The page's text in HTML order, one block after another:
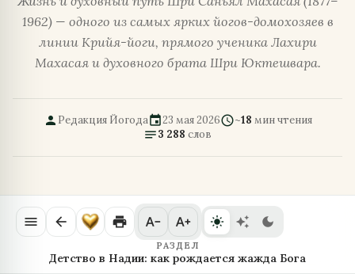
1962) — одного из самых ярких йогов-домохозяев в
линии Крийя-йоги, прямого ученика Лахири
Махасая и духовного брата Шри Юктешвара.
person Редакция Йогодаevent23 мая 2026schedule~18 мин чтения
notes3 288 слов
menu arrow_back
РАЗДЕЛ
Детство в Надии: как рождается жажда Бога
print text_decrease text_increase light_mode auto_awesome dark_mode